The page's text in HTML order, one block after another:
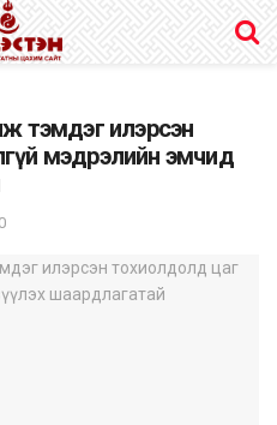
тэмдэг илэрсэн
мэдрэлийн эмчид